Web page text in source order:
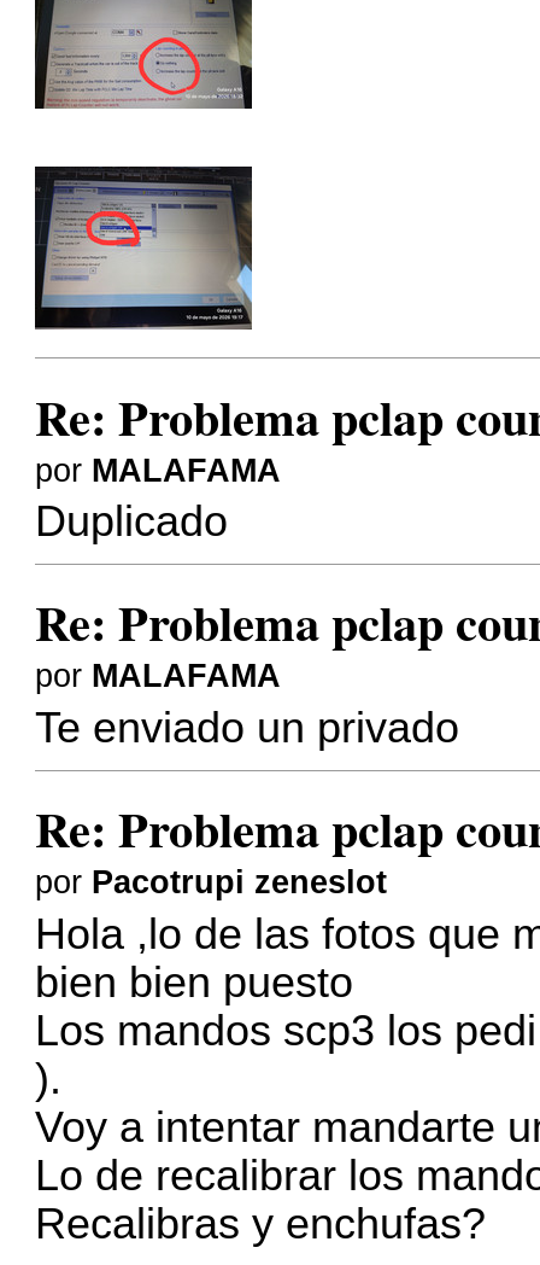
Re: Problema pclap
por MALAFAMA
Duplicado
Re: Problema pclap
por MALAFAMA
Te enviado un privado
Re: Problema pclap
por Pacotrupi zeneslot
Hola ,lo de las fotos que
bien bien puesto
Los mandos scp3 los
).
Voy a intentar mandarte
Lo de recalibrar los
Recalibras y enchufas?